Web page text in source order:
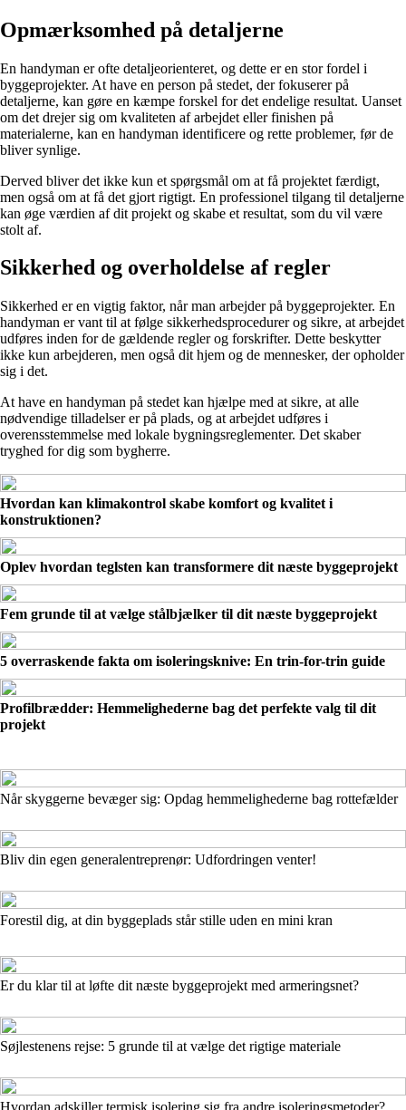
Opmærksomhed på detaljerne
En handyman er ofte detaljeorienteret, og dette er en stor fordel i
byggeprojekter. At have en person på stedet, der fokuserer på
detaljerne, kan gøre en kæmpe forskel for det endelige resultat. Uanset
om det drejer sig om kvaliteten af arbejdet eller finishen på
materialerne, kan en handyman identificere og rette problemer, før de
bliver synlige.
Derved bliver det ikke kun et spørgsmål om at få projektet færdigt,
men også om at få det gjort rigtigt. En professionel tilgang til detaljerne
kan øge værdien af dit projekt og skabe et resultat, som du vil være
stolt af.
Sikkerhed og overholdelse af regler
Sikkerhed er en vigtig faktor, når man arbejder på byggeprojekter. En
handyman er vant til at følge sikkerhedsprocedurer og sikre, at arbejdet
udføres inden for de gældende regler og forskrifter. Dette beskytter
ikke kun arbejderen, men også dit hjem og de mennesker, der opholder
sig i det.
At have en handyman på stedet kan hjælpe med at sikre, at alle
nødvendige tilladelser er på plads, og at arbejdet udføres i
overensstemmelse med lokale bygningsreglementer. Det skaber
tryghed for dig som bygherre.
Hvordan kan klimakontrol skabe komfort og kvalitet i
konstruktionen?
Oplev hvordan teglsten kan transformere dit næste byggeprojekt
Fem grunde til at vælge stålbjælker til dit næste byggeprojekt
5 overraskende fakta om isoleringsknive: En trin-for-trin guide
Profilbrædder: Hemmelighederne bag det perfekte valg til dit
projekt
Når skyggerne bevæger sig: Opdag hemmelighederne bag rottefælder
Bliv din egen generalentreprenør: Udfordringen venter!
Forestil dig, at din byggeplads står stille uden en mini kran
Er du klar til at løfte dit næste byggeprojekt med armeringsnet?
Søjlestenens rejse: 5 grunde til at vælge det rigtige materiale